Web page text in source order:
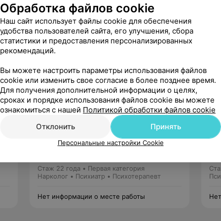
в приёмном отделении, затем
женском отделении
Виктор Федорович
Стаж 22 года • Первая категория
Нарколог • Психиатр • Психотерапевт
Нет информации о месте работы
Обработка файлов cookie
Наш сайт использует файлы cookie для обеспечения
удобства пользователей сайта, его улучшения, сбора
статистики и предоставления персонализированных
рекомендаций.
Вы можете настроить параметры использования файлов
cookie или изменить свое согласие в более позднее время.
Для получения дополнительной информации о целях,
сроках и порядке использования файлов cookie вы можете
ознакомиться с нашей Политикой обработки файлов cookie
Отклонить
Принять
Персональные настройки Cookie